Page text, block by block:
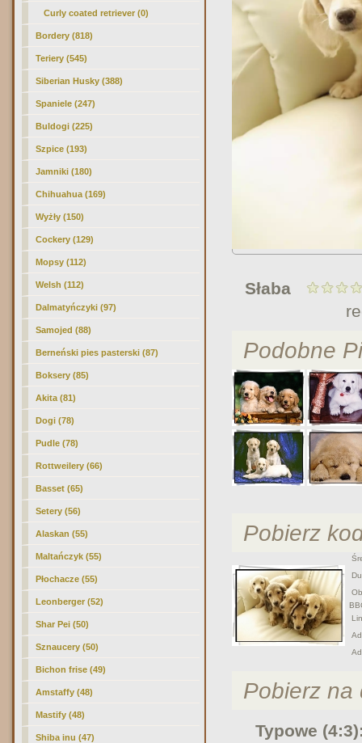
Curly coated retriever (0)
Bordery (818)
Teriery (545)
Siberian Husky (388)
Spaniele (247)
Buldogi (225)
Szpice (193)
Jamniki (180)
Chihuahua (169)
Wyżły (150)
Cockery (129)
Mopsy (112)
Welsh (112)
Dalmatyńczyki (97)
Samojed (88)
Berneński pies pasterski (87)
Boksery (85)
Akita (81)
Dogi (78)
Pudle (78)
Rottweilery (66)
Basset (65)
Setery (56)
Alaskan (55)
Maltańczyk (55)
Płochacze (55)
Leonberger (52)
Shar Pei (50)
Sznaucery (50)
Bichon frise (49)
Amstaffy (48)
Mastify (48)
Shiba inu (47)
Słaba
Podobne
Pobierz
Pobierz na
Typowe